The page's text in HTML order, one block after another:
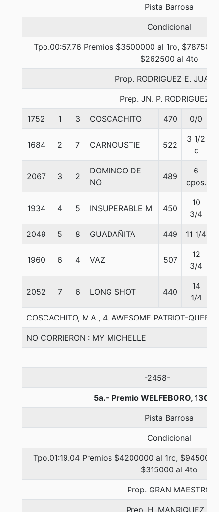
Pista Barrosa
Condicional
Tpo.00:57.76 Premios $3500000 al 1ro,
$262500 al 4to
Prop. RODRIGUEZ E. JUAN
Prep. JN. P. RODRIGUEZ E.
1752 1 3 COSCACHITO 470 0/0
1684 2 7 CARNOUSTIE 522
3 1/2
c
2067 3 2
DOMINGO DE
NO
489
6
cpos.
1934 4 5 INSUPERABLE M 450
10
3/4
2049 5 8 GUADAÑITA 449 11 1/4
1960 6 4 VAZ 507
12
3/4
2052 7 6 LONG SHOT 440
14
1/4
COSCACHITO, M.A., 4. AWESOME PATRIOT-QUEEN
NO CORRIERON : MY MICHELLE
-2458-
5a.- Premio WELFEBORO, 1300
Pista Barrosa
Condicional
Tpo.01:19.04 Premios $4200000 al 1ro,
$315000 al 4to
Prop. GRAN MAESTRO
Prep. H. MANRIQUEZ F.